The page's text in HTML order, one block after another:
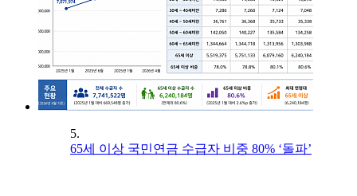
5.
65세 이상 국민연금 수급자 비중 80% ‘돌파’